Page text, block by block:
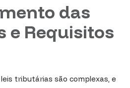
das
e Requisitos
tributárias são complexas, e